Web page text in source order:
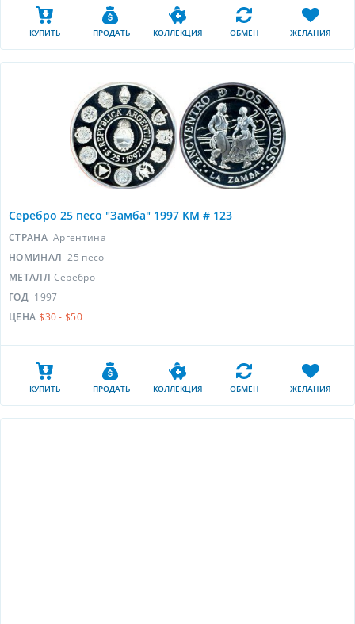
КУПИТЬ ПРОДАТЬ КОЛЛЕКЦИЯ ОБМЕН ЖЕЛАНИЯ
Серебро 25 песо "Замба" 1997 KM # 123
СТРАНА Аргентина
НОМИНАЛ 25 песо
МЕТАЛЛ Серебро
ГОД 1997
ЦЕНА $30 - $50
КУПИТЬ ПРОДАТЬ КОЛЛЕКЦИЯ ОБМЕН ЖЕЛАНИЯ